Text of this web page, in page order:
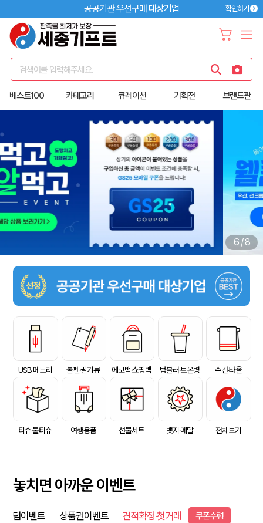
공공기관 우선구매 대상기업 확인하기
검색어를 입력해주세요.
베스트100 카테고리 큐레이션 기획전 브랜드관
6/8
USB 메모리 볼펜·필기류 에코백·쇼핑백 텀블러·보온병 수건·타올
티슈·물티슈 여행용품 선물세트 뱃지·메달 전체보기
놓치면 아까운 이벤트
덤이벤트 상품권이벤트 견적확정·첫거래 쿠폰수령